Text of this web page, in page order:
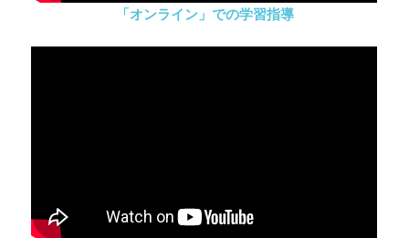
「オンライン」での学習指導